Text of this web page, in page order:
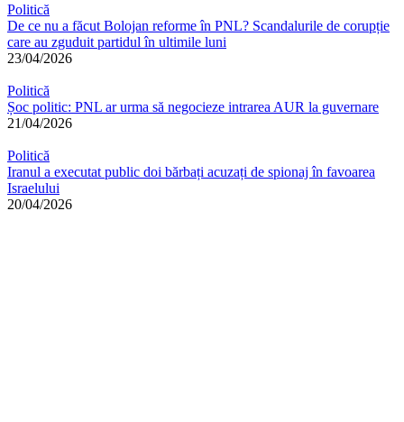
Politică
De ce nu a făcut Bolojan reforme în PNL? Scandalurile de corupție
care au zguduit partidul în ultimile luni
23/04/2026
Politică
Șoc politic: PNL ar urma să negocieze intrarea AUR la guvernare
21/04/2026
Politică
Iranul a executat public doi bărbați acuzați de spionaj în favoarea
Israelului
20/04/2026